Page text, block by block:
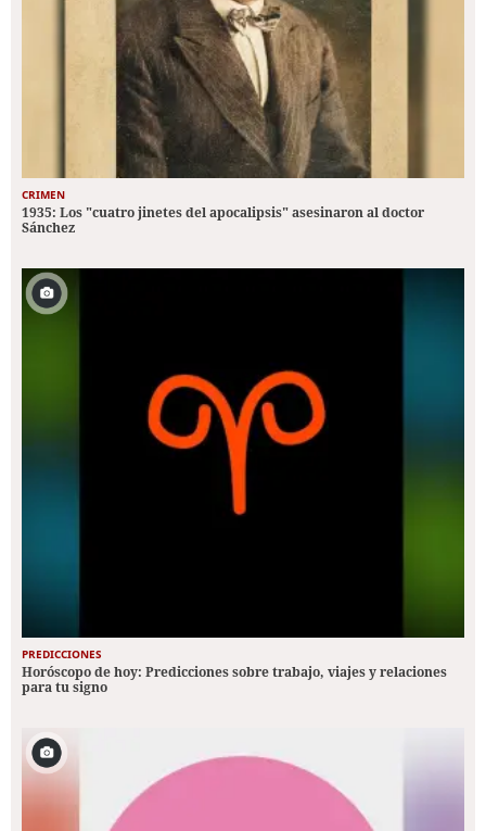
CRIMEN
1935: Los "cuatro jinetes del apocalipsis" asesinaron al doctor
Sánchez
PREDICCIONES
Horóscopo de hoy: Predicciones sobre trabajo, viajes y relaciones
para tu signo